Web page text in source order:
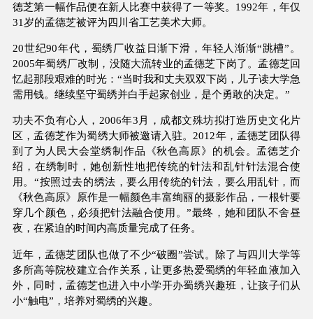
德芝第一幅作品便在新人比赛中获得了一等奖。1992年，年仅
31岁的孟德芝被评为四川省工艺美术大师。
20世纪90年代，蜀绣厂收益日渐下滑，年轻人渐渐“跳槽”。
2005年蜀绣厂改制，没随大流转业的孟德芝下岗了。孟德芝回
忆起那段艰难的时光：“当时我和丈夫双双下岗，儿子读大学急
需用钱。继续坚守蜀绣并白手起家创业，是个勇敢的决定。”
功夫不负有心人，2006年3月，成都文殊坊拟打造历史文化片
区，孟德芝作为蜀绣大师被邀请入驻。2012年，孟德芝团队得
到了为人民大会堂绣制作品《秋色高原》的机会。孟德芝介
绍，在绣制时，她创新性地把传统的针法和乱针针法混合使
用。“按照过去的绣法，要么用传统的针法，要么用乱针，而
《秋色高原》原作是一幅颜色丰富绚丽的摄影作品，一根针要
穿几个颜色，必须把针法融合使用。”最终，她和团队不舍昼
夜，在紧迫的时间内高质量完成了任务。
近年，孟德芝团队也做了不少“破圈”尝试。除了与四川大学等
多所高等院校建立合作关系，让更多热爱蜀绣的年轻血液加入
外，同时，孟德芝也进入中小学开办蜀绣兴趣班，让孩子们从
小“触电”，培养对蜀绣的兴趣。